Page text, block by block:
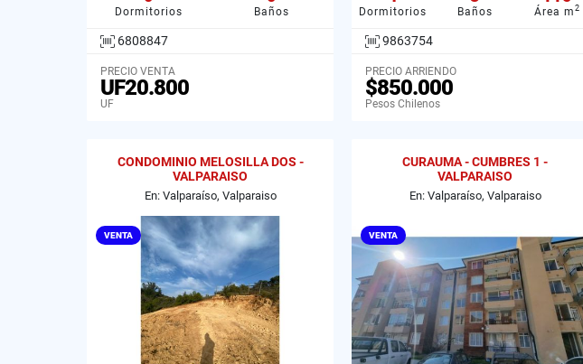
Dormitorios Baños
6808847
PRECIO VENTA
UF20.800
UF
Dormitorios Baños Área m 2
9863754
PRECIO ARRIENDO
$850.000
Pesos Chilenos
CONDOMINIO MELOSILLA DOS -
VALPARAISO
En: Valparaíso, Valparaiso
VENTA
CURAUMA - CUMBRES 1 -
VALPARAISO
En: Valparaíso, Valparaiso
VENTA